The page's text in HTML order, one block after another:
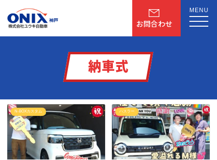
お問合わせ
MENU
納車式
N-BOXカスタム ハスラー